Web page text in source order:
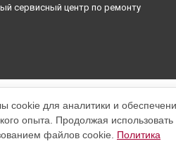
сервисный центр по ремонту
cookie для аналитики и
опыта. Продолжая использовать
файлов cookie. Политика